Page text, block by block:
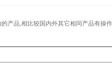
产品,相比较国内外其它相同产品有操